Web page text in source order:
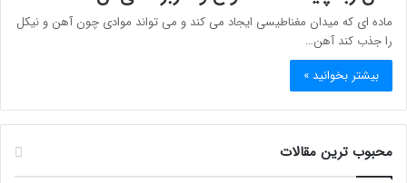
ماده ای که میدان مغناطیسی ایجاد می کند و می تواند موادی چون آهن و نیکل
را جذب کند آهن…
بیشتر بخوانید »
محبوب ترین مقالات